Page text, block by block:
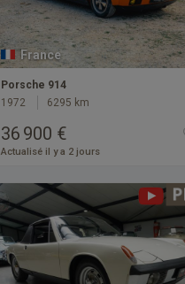
France
Porsche 914
1972
6295 km
36 900 €
Actualisé il y a 2 jours